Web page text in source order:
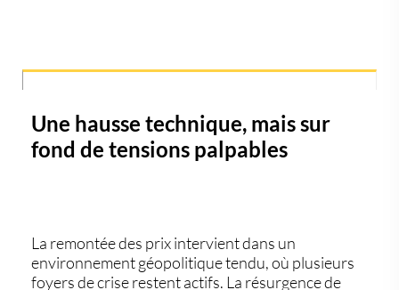
Une hausse technique, mais sur
fond de tensions palpables
La remontée des prix intervient dans un
environnement géopolitique tendu, où plusieurs
foyers de crise restent actifs. La résurgence de